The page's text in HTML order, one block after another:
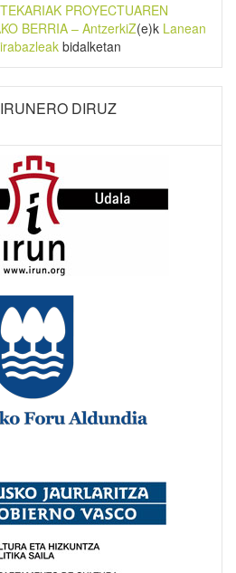
PROYECTUAREN
BERRIA – AntzerkiZ(e)k Lanean
bidalketan
DIRUZ